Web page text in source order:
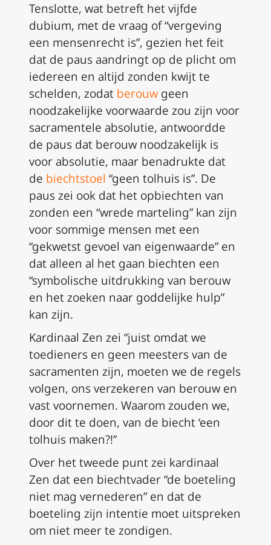
Tenslotte, wat betreft het vijfde
dubium, met de vraag of “vergeving
een mensenrecht is”, gezien het feit
dat de paus aandringt op de plicht om
iedereen en altijd zonden kwijt te
schelden, zodat berouw geen
noodzakelijke voorwaarde zou zijn voor
sacramentele absolutie, antwoordde
de paus dat berouw noodzakelijk is
voor absolutie, maar benadrukte dat
de biechtstoel “geen tolhuis is”. De
paus zei ook dat het opbiechten van
zonden een “wrede marteling” kan zijn
voor sommige mensen met een
“gekwetst gevoel van eigenwaarde” en
dat alleen al het gaan biechten een
“symbolische uitdrukking van berouw
en het zoeken naar goddelijke hulp”
kan zijn.
Kardinaal Zen zei “juist omdat we
toedieners en geen meesters van de
sacramenten zijn, moeten we de regels
volgen, ons verzekeren van berouw en
vast voornemen. Waarom zouden we,
door dit te doen, van de biecht ‘een
tolhuis maken?!”
Over het tweede punt zei kardinaal
Zen dat een biechtvader “de boeteling
niet mag vernederen” en dat de
boeteling zijn intentie moet uitspreken
om niet meer te zondigen.